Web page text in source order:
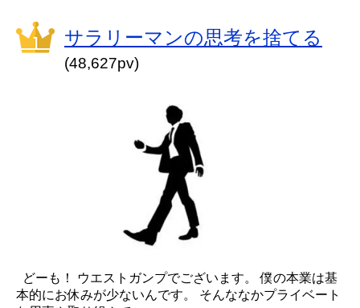
サラリーマンの思考を捨てる
(48,627pv)
どーも！ ウエストガンプでございます。 僕の本業は基
本的にお休みが少ないんです。 そんななかプライベート